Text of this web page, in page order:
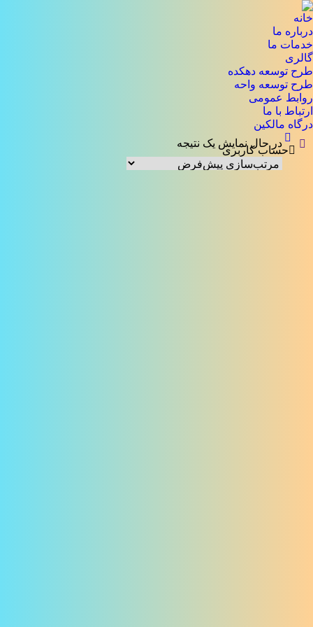
خانه
درباره ما
خدمات ما
گالری
طرح توسعه دهکده
طرح توسعه واحه
روابط عمومی
ارتباط با ما
درگاه مالکین
جستجو:
حساب کاربری
در حال نمایش یک نتیجه